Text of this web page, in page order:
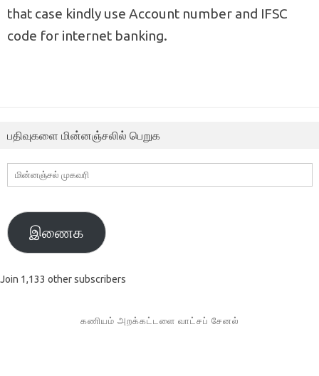
that case kindly use Account number and IFSC
code for internet banking.
பதிவுகளை மின்னஞ்சலில் பெறுக
மின்னஞ்சல்
முகவரி
இணைக
Join 1,133 other subscribers
கணியம் அறக்கட்டளை வாட்சப் சேனல்